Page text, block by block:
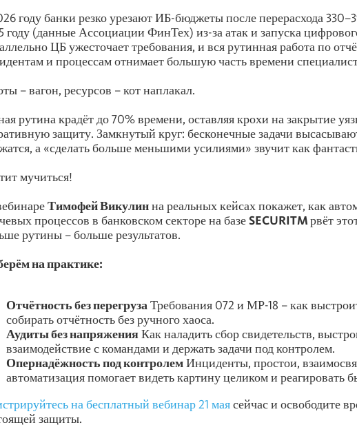
году банки резко урезают ИБ-бюджеты после перерасхода
году (данные Ассоциации ФинТех) из-за атак и запуска
ЦБ ужесточает требования, и вся рутинная работа по
и процессам отнимает большую часть времени
– вагон, ресурсов – кот наплакал.
рутина крадёт до 70% времени, оставляя крохи на закрытие
защиту. Замкнутый круг: бесконечные задачи
а «сделать больше меньшими усилиями» звучит как
мучиться!
Тимофей Викулинна реальных кейсах покажет, как
процессов в банковском секторе на базеSECURITMрвёт
рутины – больше результатов.
на практике:
Отчётность без перегрузаТребования 072 и МР-18 – как
собирать отчётность без ручного хаоса.
Аудиты без напряженияКак наладить сбор свидетельств,
взаимодействие с командами и держать задачи под контролем.
Опернадёжность под контролемИнциденты, простои,
автоматизация помогает видеть картину целиком и реагировать
на бесплатный вебинар 21 маясейчас и освободите
защиты.